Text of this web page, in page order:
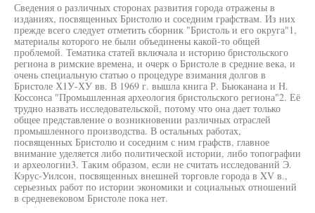
Сведения о различных сторонах развития города отражены в
изданиях, посвященных Бристолю и соседним графствам. Из них
прежде всего следует отметить сборник "Бристоль и его округа"1,
материалы которого не были объединены какой-то общей
проблемой. Тематика статей включала и историю бристольского
региона в римские времена, и очерк о Бристоле в средние века, и
очень специальную статью о процедуре взимания долгов в
Бристоле Х1У-ХУ вв. В 1969 г. вышла книга Р. Бьюканана и Н.
Коссонса "Промышленная археология бристольского региона"2. Её
трудно назвать исследовательской, потому что она дает только
общее представление о возникновении различных отраслей
промышленного производства. В остальных работах,
посвященных Бристолю и соседним с ним графств, главное
внимание уделяется либо политической истории, либо топографии
и археологии3. Таким образом, если не считать исследований Э.
Кэрус-Уилсон, посвященных внешней торговле города в XV в.,
серьезных работ по истории экономики и социальных отношений
в средневековом Бристоле пока нет.